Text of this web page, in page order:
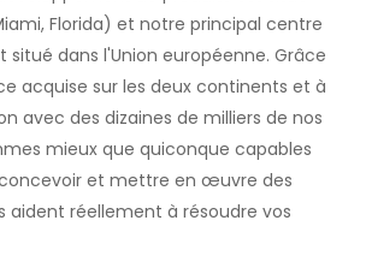
Florida) et notre principal centre
dans l'Union européenne. Grâce
acquise sur les deux continents et à
avec des dizaines de milliers de nos
mieux que quiconque capables
et mettre en œuvre des
aident réellement à résoudre vos